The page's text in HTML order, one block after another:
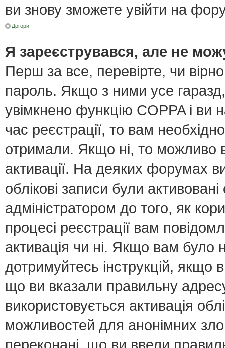
ви знову зможете увійти на
Догори
Я зареєструвався, але не
Перш за все, перевірте, чи
пароль. Якщо з ними усе
увімкнено функцію COPPA і ви
час реєстрації, то вам
отримали. Якщо ні, то можливо
активації. На деяких форумах
облікові записи були
адміністратором до того, як
процесі реєстрації вам
активація чи ні. Якщо вам
дотримуйтесь інструкцій,
що ви вказали правильну
використовується активація
можливостей для анонімних